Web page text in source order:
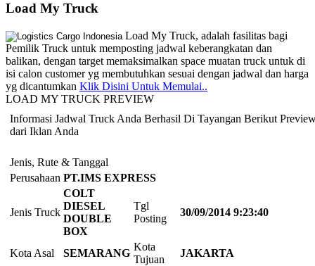
Load My Truck
Load My Truck, adalah fasilitas bagi
Pemilik Truck untuk memposting jadwal keberangkatan dan
balikan, dengan target memaksimalkan space muatan truck untuk di
isi calon customer yg membutuhkan sesuai dengan jadwal dan harga
yg dicantumkan Klik Disini Untuk Memulai..
LOAD MY TRUCK PREVIEW
Informasi Jadwal Truck Anda Berhasil Di Tayangan Berikut
dari Iklan Anda
Jenis, Rute & Tanggal
Perusahaan PT.IMS EXPRESS
Jenis Truck
COLT
DIESEL
DOUBLE
BOX
Tgl
Posting
30/09/2014 9:23:40
Kota Asal SEMARANG
Kota
Tujuan
JAKARTA